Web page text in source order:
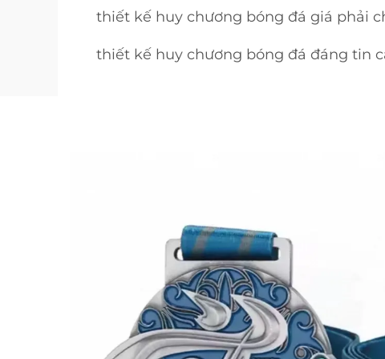
thiết kế huy chương bóng đá giá phải
thiết kế huy chương bóng đá đáng tin